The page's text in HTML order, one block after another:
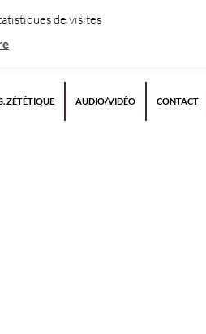
ZÉTÉTIQUE AUDIO/VIDÉO CONTACT
de visites